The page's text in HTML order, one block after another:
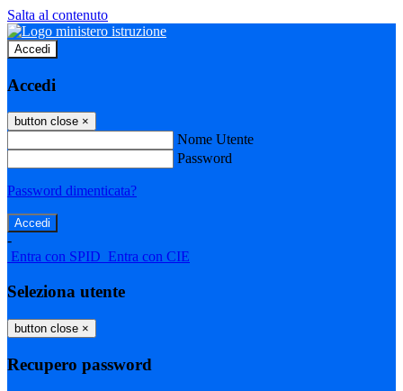
Salta al contenuto
Accedi
Accedi
button close ×
Nome Utente
Password
Password dimenticata?
-
Entra con SPID Entra con CIE
Seleziona utente
button close ×
Recupero password